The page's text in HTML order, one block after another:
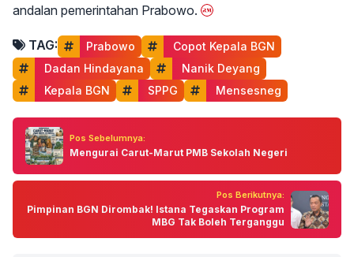
andalan pemerintahan Prabowo.
TAG: Prabowo
Copot Kepala BGN
Dadan Hindayana
Nanik Deyang
Kepala BGN
SPPG Mensesneg
Pos Sebelumnya:
Mengurai Carut-Marut PMB Sekolah Negeri
Pos Berikutnya:
Pimpinan BGN Dirombak! Istana Tegaskan Program
MBG Tak Boleh Terganggu